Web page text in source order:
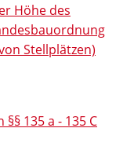
Höhe des
Stellplätzen)
135 a - 135 C